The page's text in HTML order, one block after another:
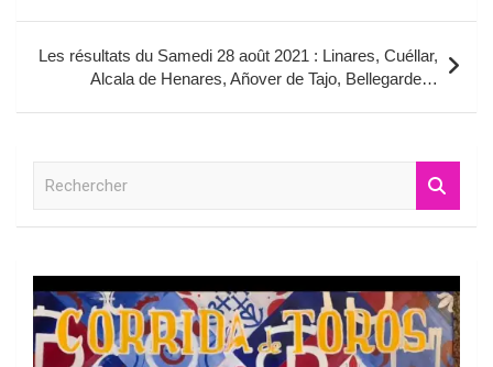
l’article
Les résultats du Samedi 28 août 2021 : Linares, Cuéllar,
Alcala de Henares, Añover de Tajo, Bellegarde…
r
c
h
e